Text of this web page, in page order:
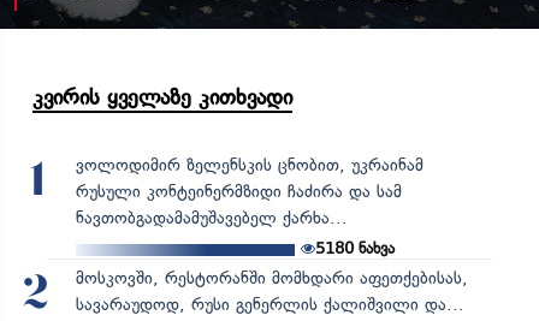
კვირის ყველაზე კითხვადი
1
ვოლოდიმირ ზელენსკის ცნობით, უკრაინამ
რუსული კონტეინერმზიდი ჩაძირა და სამ
ნავთობგადამამუშავებელ ქარხა...
5180ნახვა
2
მოსკოვში, რესტორანში მომხდარი აფეთქებისას,
სავარაუდოდ, რუსი გენერლის ქალიშვილი და...